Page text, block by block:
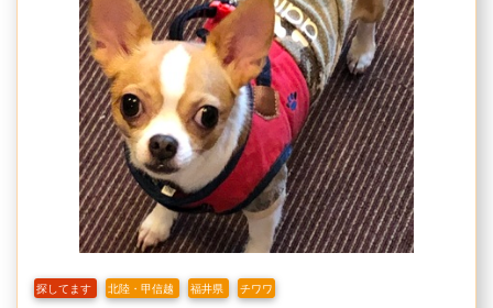
探してます 北陸・甲信越 福井県 チワワ